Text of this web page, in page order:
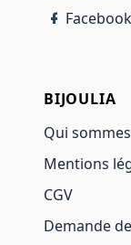
Facebook
BIJOULIA
Qui
Mentions
CGV
Demande